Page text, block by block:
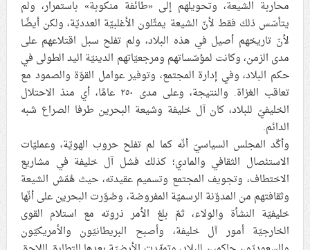
محاربة الشيعة، وتحويلهم إلى «طائفة منكوبة» باستمرار، ولم
يتأسّس ذلك فقط لأنّ الشيعة يمثّلون الأغلبيّة العدديّة، ولكن أيضًا
لأنّ تاريخهم أصيل في هذه البلاد، ولم تفلح سبل اقتلاعهم على
مدى الزمن، وكانت لمؤسّساتهم ومرجعيّاتهم الدينيّة اليد الطولى في
حكم البلاد، وفي إدارة المجتمع، وتوفير عوامل القوّة والصمود مع
تعاقب الغزاة. والنتيجة، وعلى مدى ٢٥٠ عامًا، أي منذ الاحتلال
الخليفيّ للبلاد، كان آل خليفة وشيعة البحرين طرفا الصراع شبه
الدائم.
وأكّد المجلس السياسيّ أنّه كما لم تفلح حروب الهويّة، وعمليّات
الاستئصال الثقافي والمادي؛ كذلك فشل آل خليفة في مشاريع
الاختطاف، وتجويف المجتمع وتسميم عقيدته، حيث هُمّش الشيعة
وثقافتهم من المدوّنة الرسميّة المفروضة، وصُوّرت البحرين على أنّها
خليفيّة النشأة والولاء، ثمّ بلغ الأمر ذروته مع استلام القوى
الخارجيّة أمور آل خليفة، وأصبح البريطانيّون والأمريكيّون